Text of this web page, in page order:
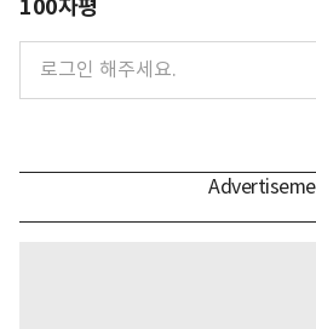
100자평